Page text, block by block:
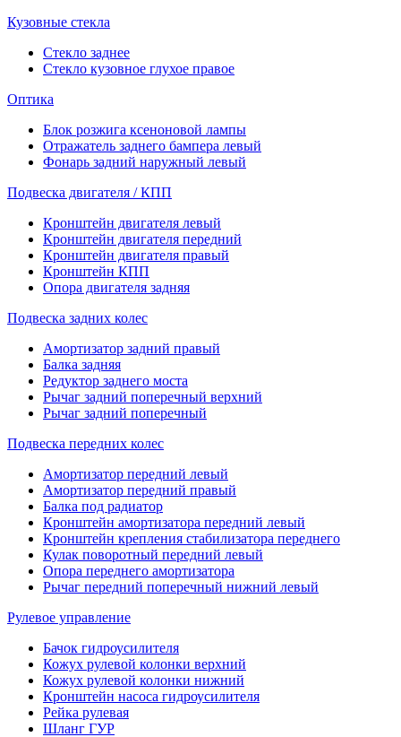
Кузовные стекла
Стекло заднее
Стекло кузовное глухое правое
Оптика
Блок розжига ксеноновой лампы
Отражатель заднего бампера левый
Фонарь задний наружный левый
Подвеска двигателя / КПП
Кронштейн двигателя левый
Кронштейн двигателя передний
Кронштейн двигателя правый
Кронштейн КПП
Опора двигателя задняя
Подвеска задних колес
Амортизатор задний правый
Балка задняя
Редуктор заднего моста
Рычаг задний поперечный верхний
Рычаг задний поперечный
Подвеска передних колес
Амортизатор передний левый
Амортизатор передний правый
Балка под радиатор
Кронштейн амортизатора передний левый
Кронштейн крепления стабилизатора переднего
Кулак поворотный передний левый
Опора переднего амортизатора
Рычаг передний поперечный нижний левый
Рулевое управление
Бачок гидроусилителя
Кожух рулевой колонки верхний
Кожух рулевой колонки нижний
Кронштейн насоса гидроусилителя
Рейка рулевая
Шланг ГУР